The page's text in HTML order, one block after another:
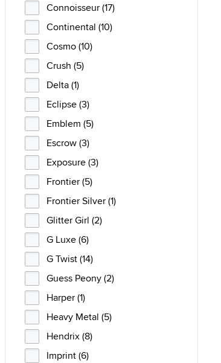
Connoisseur (17)
Continental (10)
Cosmo (10)
Crush (5)
Delta (1)
Eclipse (3)
Emblem (5)
Escrow (3)
Exposure (3)
Frontier (5)
Frontier Silver (1)
Glitter Girl (2)
G Luxe (6)
G Twist (14)
Guess Peony (2)
Harper (1)
Heavy Metal (5)
Hendrix (8)
Imprint (6)